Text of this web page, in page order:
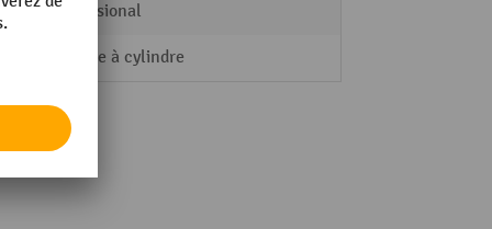
Professional
Serrure à cylindre